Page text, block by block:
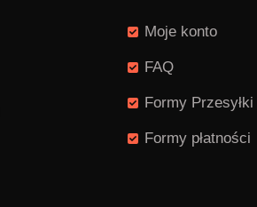
Moje konto
FAQ
Formy Przesyłki
Formy płatności